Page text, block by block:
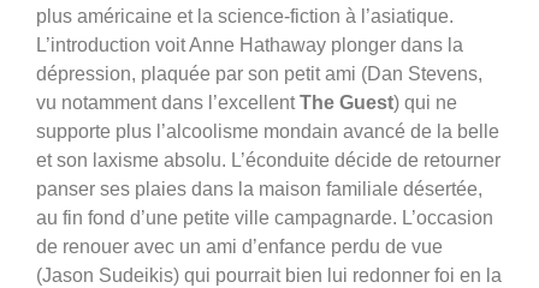
plus américaine et la science-fiction à l’asiatique.
L’introduction voit Anne Hathaway plonger dans la
dépression, plaquée par son petit ami (Dan Stevens,
vu notamment dans l’excellentThe Guest) qui ne
supporte plus l’alcoolisme mondain avancé de la belle
et son laxisme absolu. L’éconduite décide de retourner
panser ses plaies dans la maison familiale désertée,
au fin fond d’une petite ville campagnarde. L’occasion
de renouer avec un ami d’enfance perdu de vue
(Jason Sudeikis) qui pourrait bien lui redonner foi en la